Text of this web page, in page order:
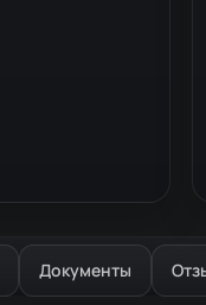
Документы